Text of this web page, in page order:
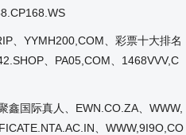
、YYMH200,COM、彩票十大排名
、PA05,COM、1468VVV,C
鑫国际真人、EWN.CO.ZA、WWW,
、WWW,9I9O,CO